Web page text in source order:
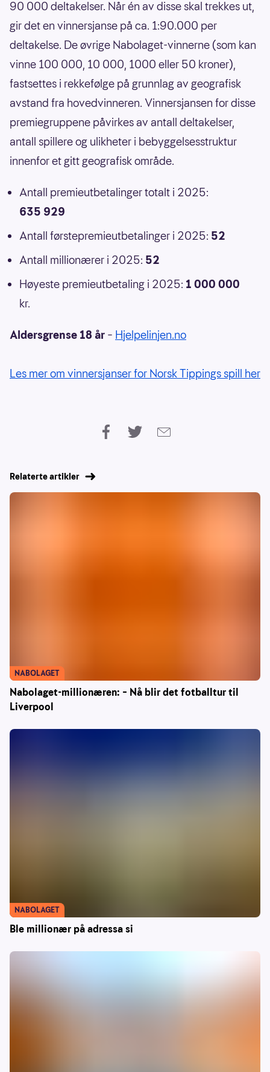
90 000 deltakelser. Når én av disse skal trekkes ut,
gir det en vinnersjanse på ca. 1:90.000 per
deltakelse. De øvrige Nabolaget-vinnerne (som kan
vinne 100 000, 10 000, 1000 eller 50 kroner),
fastsettes i rekkefølge på grunnlag av geografisk
avstand fra hovedvinneren. Vinnersjansen for disse
premiegruppene påvirkes av antall deltakelser,
antall spillere og ulikheter i bebyggelsesstruktur
innenfor et gitt geografisk område.
Antall premieutbetalinger totalt i 2025:
635 929
Antall førstepremieutbetalinger i 2025: 52
Antall millionærer i 2025: 52
Høyeste premieutbetaling i 2025: 1 000 000
kr.
Aldersgrense 18 år – Hjelpelinjen.no
Les mer om vinnersjanser for Norsk Tippings spill her
Relaterte artikler
Nabolaget-millionæren: – Nå blir det fotballtur til
Liverpool
NABOLAGET
Ble millionær på adressa si
NABOLAGET